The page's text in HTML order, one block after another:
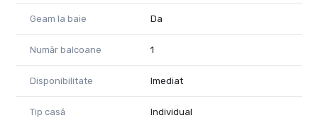
Geam la baie Da
Număr balcoane 1
Disponibilitate Imediat
Tip casă Individual